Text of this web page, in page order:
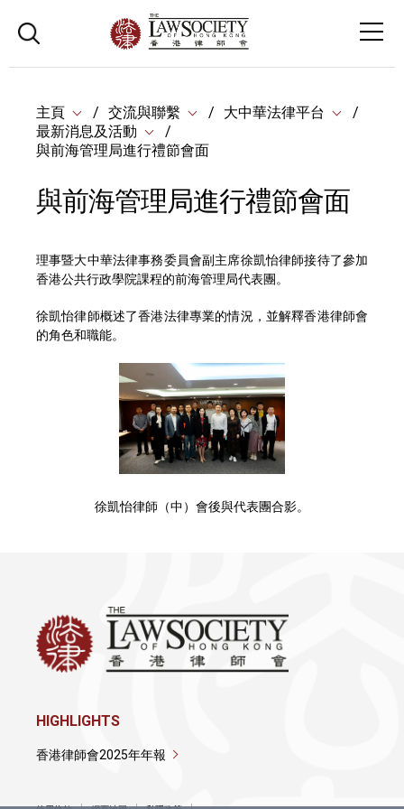
主頁 交流與聯繫
大中華法律平台
最新消息及活動
與前海管理局進行禮節會面
與前海管理局進行禮節會面
理事暨大中華法律事務委員會副主席徐凱怡律師接待了參加
香港公共行政學院課程的前海管理局代表團。
徐凱怡律師概述了香港法律專業的情況，並解釋香港律師會
的角色和職能。
徐凱怡律師（中）會後與代表團合影。
HIGHLIGHTS
香港律師會2025年年報